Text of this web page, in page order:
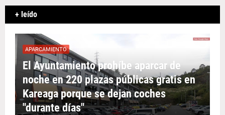
+ leído
APARCAMIENTO
El Ayuntamiento prohíbe aparcar de
noche en 220 plazas públicas gratis en
Kareaga porque se dejan coches
"durante días"